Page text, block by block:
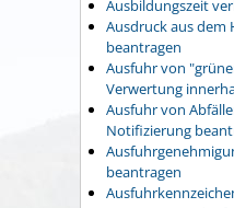
Ausbildungszeit
Ausdruck aus dem
beantragen
Ausfuhr von
Verwertung
Ausfuhr von
Notifizierung
beantragen